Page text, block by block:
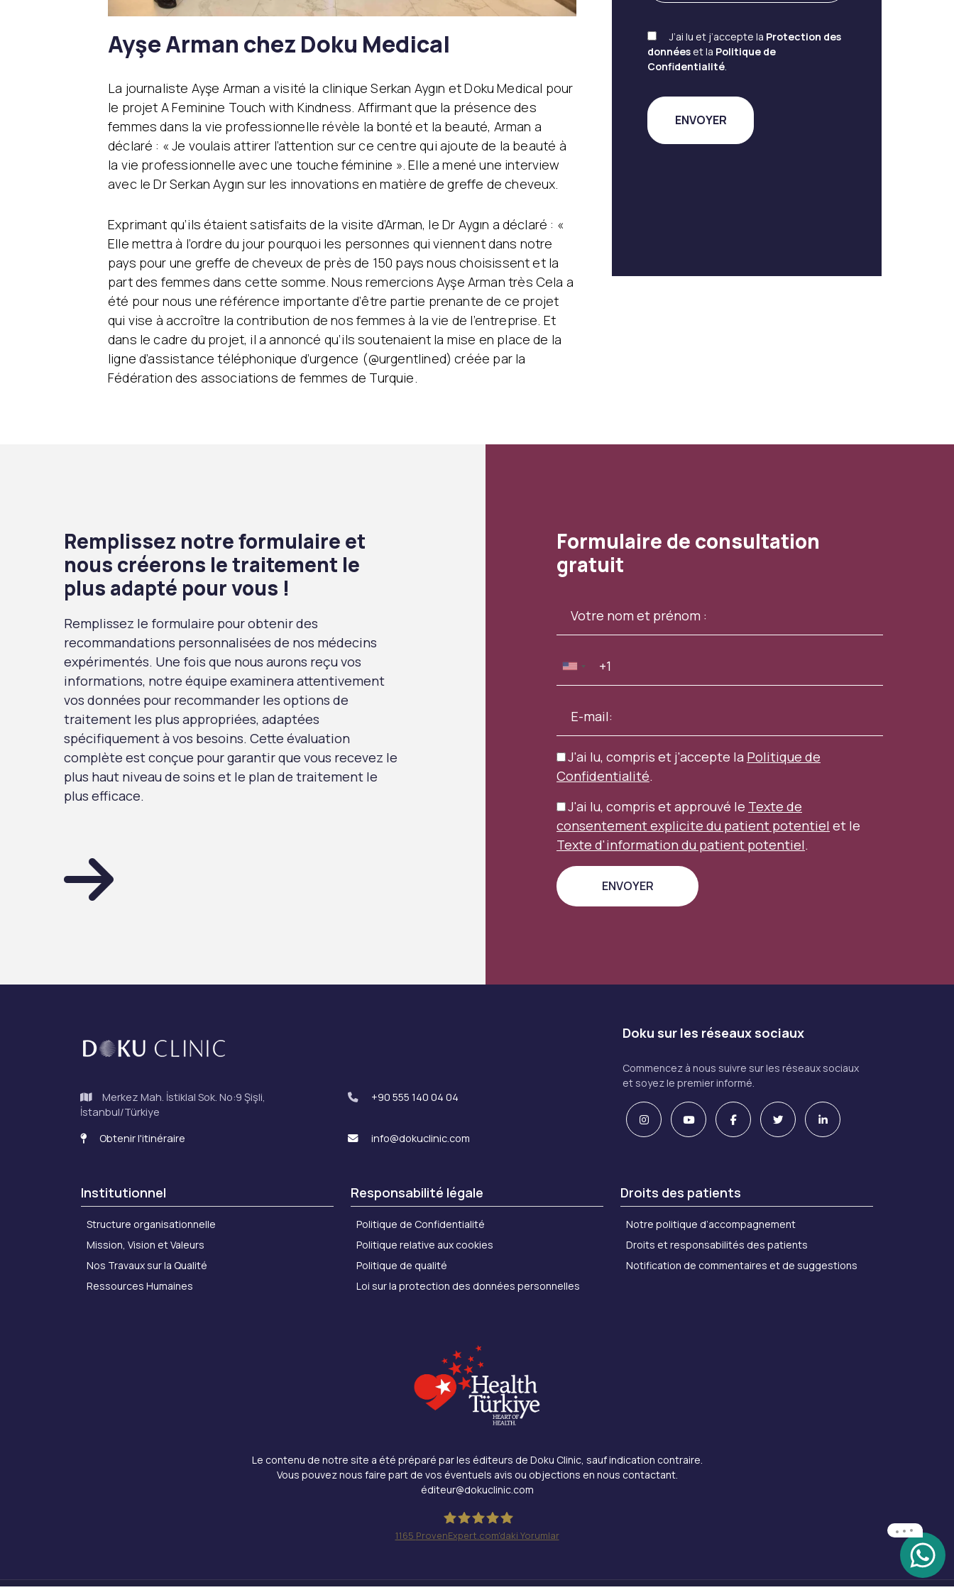
Ayşe Arman chez Doku Medical
La journaliste Ayşe Arman a visité la clinique Serkan Aygın et Doku Medical pour
le projet A Feminine Touch with Kindness. Affirmant que la présence des
femmes dans la vie professionnelle révèle la bonté et la beauté, Arman a
déclaré : « Je voulais attirer l’attention sur ce centre qui ajoute de la beauté à
la vie professionnelle avec une touche féminine ». Elle a mené une interview
avec le Dr Serkan Aygın sur les innovations en matière de greffe de cheveux.
Exprimant qu’ils étaient satisfaits de la visite d’Arman, le Dr Aygın a déclaré : «
Elle mettra à l’ordre du jour pourquoi les personnes qui viennent dans notre
pays pour une greffe de cheveux de près de 150 pays nous choisissent et la
part des femmes dans cette somme. Nous remercions Ayşe Arman très Cela a
été pour nous une référence importante d’être partie prenante de ce projet
qui vise à accroître la contribution de nos femmes à la vie de l’entreprise. Et
dans le cadre du projet, il a annoncé qu’ils soutenaient la mise en place de la
ligne d’assistance téléphonique d’urgence (@urgentlined) créée par la
Fédération des associations de femmes de Turquie.
J’ai lu et j’accepte la Protection des
données et la Politique de
Confidentialité.
Remplissez notre formulaire et
nous créerons le traitement le
plus adapté pour vous !
Remplissez le formulaire pour obtenir des
recommandations personnalisées de nos médecins
expérimentés. Une fois que nous aurons reçu vos
informations, notre équipe examinera attentivement
vos données pour recommander les options de
traitement les plus appropriées, adaptées
spécifiquement à vos besoins. Cette évaluation
complète est conçue pour garantir que vous recevez le
plus haut niveau de soins et le plan de traitement le
plus efficace.
Formulaire de consultation
gratuit
J'ai lu, compris et j'accepte la Politique de
Confidentialité.
J'ai lu, compris et approuvé le Texte de
consentement explicite du patient potentiel et le
Texte d'information du patient potentiel.
Merkez Mah. İstiklal Sok. No:9 Şişli,
İstanbul/Türkiye
+90 555 140 04 04
Obtenir l'itinéraire info@dokuclinic.com
Doku sur les réseaux sociaux
Commencez à nous suivre sur les réseaux sociaux
et soyez le premier informé.
Institutionnel
Structure organisationnelle
Mission, Vision et Valeurs
Nos Travaux sur la Qualité
Ressources Humaines
Responsabilité légale
Politique de Confidentialité
Politique relative aux cookies
Politique de qualité
Loi sur la protection des données personnelles
Droits des patients
Notre politique d’accompagnement
Droits et responsabilités des patients
Notification de commentaires et de suggestions
Le contenu de notre site a été préparé par les éditeurs de Doku Clinic, sauf indication contraire.
Vous pouvez nous faire part de vos éventuels avis ou objections en nous contactant.
éditeur@dokuclinic.com
1165 ProvenExpert.com'daki Yorumlar